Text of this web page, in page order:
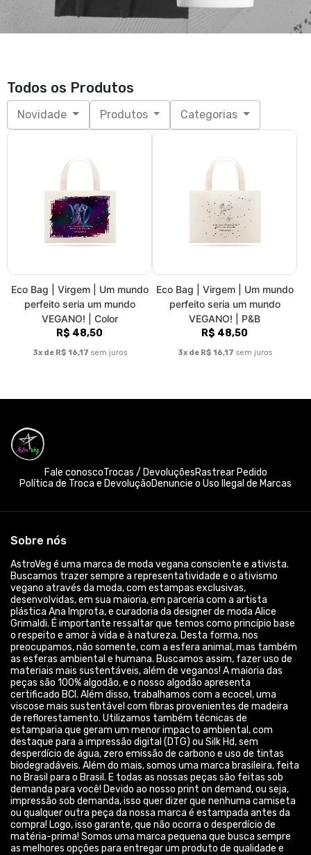
Todos os Produtos
Novidade Produtos Categorias
Eco Bag | Virgem | Um mundo
perfeito seria um mundo
VEGANO! | Color
R$ 48,50
3x de R$ 16,17 sem juros
Eco Bag | Virgem | Um mundo
perfeito seria um mundo
VEGANO! | P&B
R$ 48,50
3x de R$ 16,17 sem juros
Fale conoscoTrocas / DevoluçõesRastrear Pedido
Política de Troca e DevoluçãoDenuncie o Uso Ilegal de Marcas
Sobre nós
AstroVeg é uma marca de moda vegana consciente e ativista.
Buscamos trazer sempre a representatividade e o ativismo
vegano através da moda, com estampas exclusivas,
desenvolvidas, em sua maioria, em parceria com a artista
plástica Ana Improta, e curadoria da designer de moda Alice
Grimaldi. É importante ressaltar que temos como princípio base
o respeito e amor à vida e à natureza. Desta forma, nos
preocupamos, não somente, com a esfera animal, mas também
as esferas ambiental e humana. Buscamos assim, fazer uso de
materiais mais sustentáveis, além de veganos! A maioria das
peças são 100% algodão, e o nosso algodão apresenta
certificado BCI. Além disso, trabalhamos com a ecocel, uma
viscose mais sustentável com fibras provenientes de madeira
de reflorestamento. Utilizamos também técnicas de
estamparia que geram um menor impacto ambiental, com
destaque para a impressão digital (DTG) ou Silk Hd, sem
desperdício de água, zero emissão de carbono e uso de tintas
biodegradáveis. Além do mais, somos uma marca brasileira, feita
no Brasil para o Brasil. E todas as nossas peças são feitas sob
demanda para você! Devido ao nosso print on demand, ou seja,
impressão sob demanda, isso quer dizer que nenhuma camiseta
ou qualquer outra peça da nossa marca é estampada antes da
compra! Logo, isso garante, que não ocorra o desperdício de
matéria-prima! Somos uma marca pequena que busca sempre
as melhores opções para entregar um produto de qualidade e